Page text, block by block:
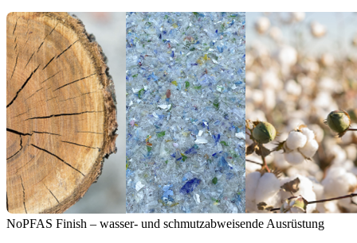
NoPFAS Finish – wasser- und schmutzabweisende Ausrüstung